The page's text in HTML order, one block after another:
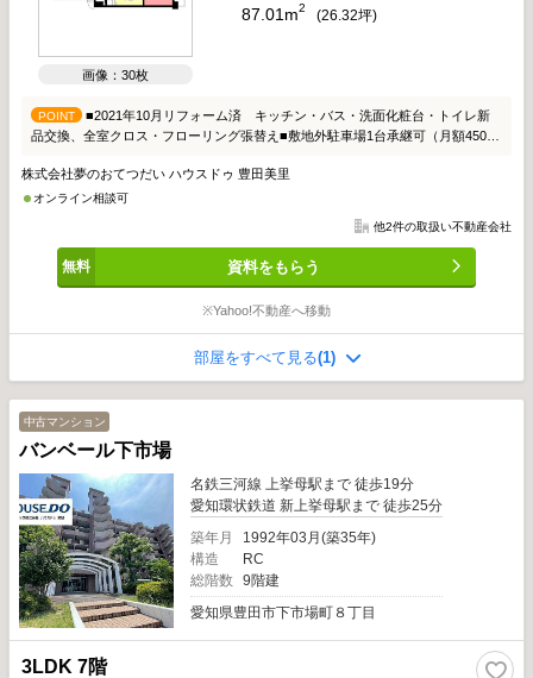
画像：30枚
87.01m2 (26.32坪)
POINT
■2021年10月リフォーム済 キッチン・バス・洗面化粧台・トイレ新
品交換、全室クロス・フローリング張替え■敷地外駐車場1台承継可（月額4500
株式会社夢のおてつだい ハウスドゥ 豊田美里
オンライン相談可
他2件の取扱い不動産会社
資料をもらう
※Yahoo!不動産へ移動
部屋をすべて見る(1)
中古マンション
バンベール下市場
名鉄三河線 上挙母駅まで 徒歩19分
愛知環状鉄道 新上挙母駅まで 徒歩25分
築年月
1992年03月(築35年)
構造
RC
総階数
9階建
愛知県豊田市下市場町８丁目
3LDK 7階